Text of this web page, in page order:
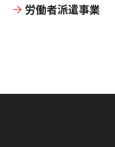
労働者派遣事業